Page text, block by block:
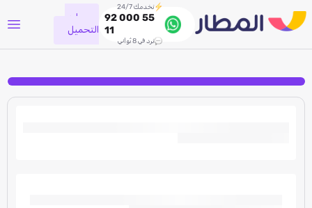
نخدمك 24/7
92 000 55
11
نرد في 8 ثواني
جاري
التحميل